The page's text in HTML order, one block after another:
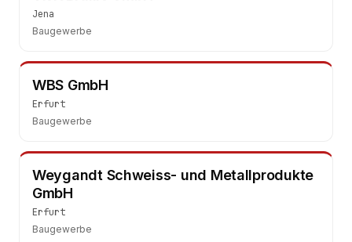
Jena
Baugewerbe
WBS GmbH
Erfurt
Baugewerbe
Weygandt Schweiss- und Metallprodukte
GmbH
Erfurt
Baugewerbe